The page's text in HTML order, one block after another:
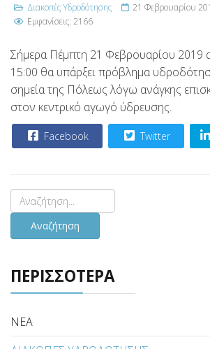
Διακοπές Υδροδότησης
21 Φεβρουαρίου
Εμφανίσεις: 2166
Σήμερα Πέμπτη 21 Φεβρουαρίου 2019
15:00 θα υπάρξει πρόβλημα
σημεία της Πόλεως λόγω ανάγκης
στον κεντρικό αγωγό ύδρευσης.
Facebook Twitter
Αναζήτηση
ΠΕΡΙΣΣΟΤΕΡΑ
ΝΕΑ